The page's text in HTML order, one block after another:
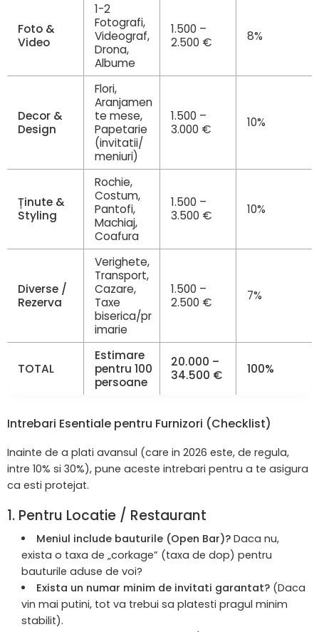
Foto &
Video
1-2
Fotografi,
Videograf,
Drona,
Albume
1.500 –
2.500 €
8%
Decor &
Design
Flori,
Aranjamen
te mese,
Papetarie
(invitatii/
meniuri)
1.500 –
3.000 €
10%
Ținute &
Styling
Rochie,
Costum,
Pantofi,
Machiaj,
Coafura
1.500 –
3.500 €
10%
Diverse /
Rezerva
Verighete,
Transport,
Cazare,
Taxe
biserica/pr
imarie
1.500 –
2.500 €
7%
TOTAL
Estimare
pentru 100
persoane
20.000 –
34.500 €
100%
Intrebari Esentiale pentru Furnizori (Checklist)
Inainte de a plati avansul (care in 2026 este, de regula,
intre 10% si 30%), pune aceste intrebari pentru a te asigura
ca esti protejat.
1. Pentru Locatie / Restaurant
Meniul include bauturile (Open Bar)?Daca nu,
exista o taxa de „corkage” (taxa de dop) pentru
bauturile aduse de voi?
Exista un numar minim de invitati garantat?(Daca
vin mai putini, tot va trebui sa platesti pragul minim
stabilit).